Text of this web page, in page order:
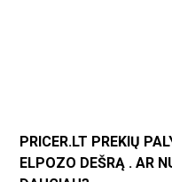
PRICER.LT PREKIŲ
ELPOZO DEŠRĄ . AR